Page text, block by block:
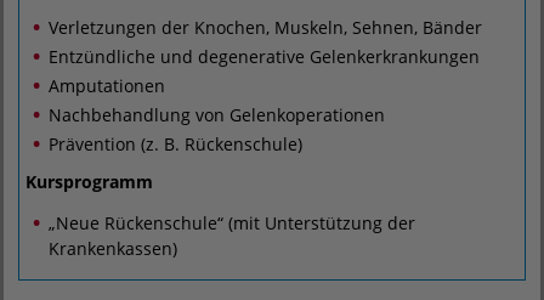
Verletzungen der Knochen, Muskeln, Sehnen, Bänder
Entzündliche und degenerative Gelenkerkrankungen
Amputationen
Nachbehandlung von Gelenkoperationen
Prävention (z. B. Rückenschule)
Kursprogramm
„Neue Rückenschule“ (mit Unterstützung der
Krankenkassen)